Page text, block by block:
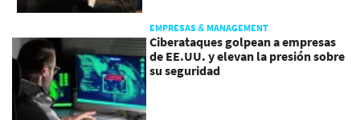
EMPRESAS & MANAGEMENT
Ciberataques golpean a empresas
de EE.UU. y elevan la presión sobre
su seguridad